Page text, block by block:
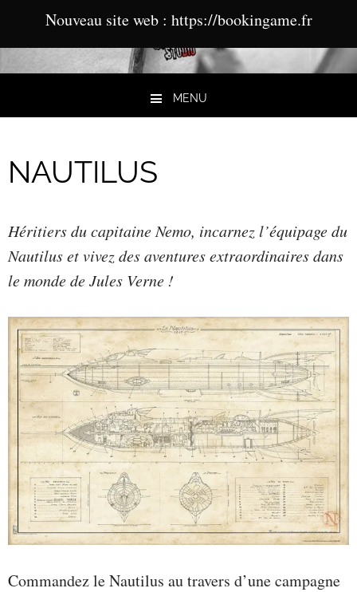
MENU
NAUTILUS
Héritiers du capitaine Nemo, incarnez l’équipage du
Nautilus et vivez des aventures extraordinaires dans
le monde de Jules Verne !
Commandez le Nautilus au travers d’une campagne
Nouveau site web : https://bookingame.fr